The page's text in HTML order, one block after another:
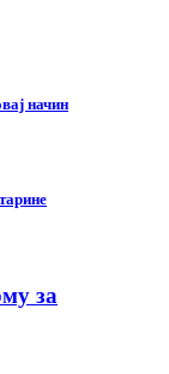
начин
за